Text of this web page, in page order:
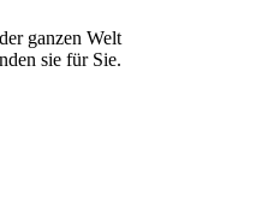
ganzen Welt
sie für Sie.